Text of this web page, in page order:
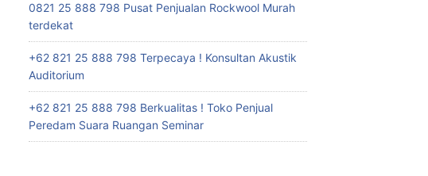
0821 25 888 798 Pusat Penjualan Rockwool Murah
terdekat
+62 821 25 888 798 Terpecaya ! Konsultan Akustik
Auditorium
+62 821 25 888 798 Berkualitas ! Toko Penjual
Peredam Suara Ruangan Seminar